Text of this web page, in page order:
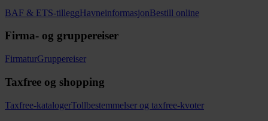
BAF & ETS-tilleggHavneinformasjonBestill online
Firma- og gruppereiser
FirmaturGruppereiser
Taxfree og shopping
Taxfree-katalogerTollbestemmelser og taxfree-kvoter